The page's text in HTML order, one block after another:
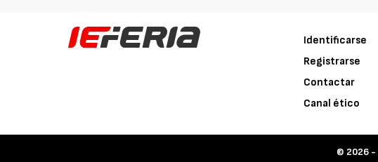
Identificarse
Registrarse
Contactar
Canal ético
© 2026 -